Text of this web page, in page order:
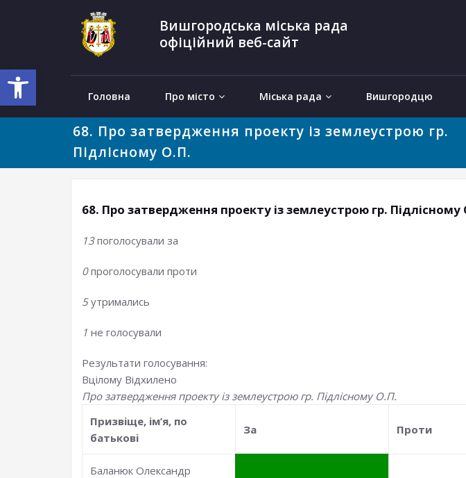
Відкрити Панель інструментів
Вишгородська міська рада
офіційний веб-сайт
Головна Про місто Міська рада Вишгородцю
68. Про затвердження проекту із землеустрою гр.
Підлісному О.П.
68. Про затвердження проекту із землеустрою гр. Підлісному
13поголосували за
0проголосували проти
5утримались
1 не голосували
Результати голосування:
Вцілому Відхилено
Про затвердження проекту із землеустрою гр. Підлісному О.П.
Призвiще, iм’я, по
батьковi
За Проти
Баланюк Олександр